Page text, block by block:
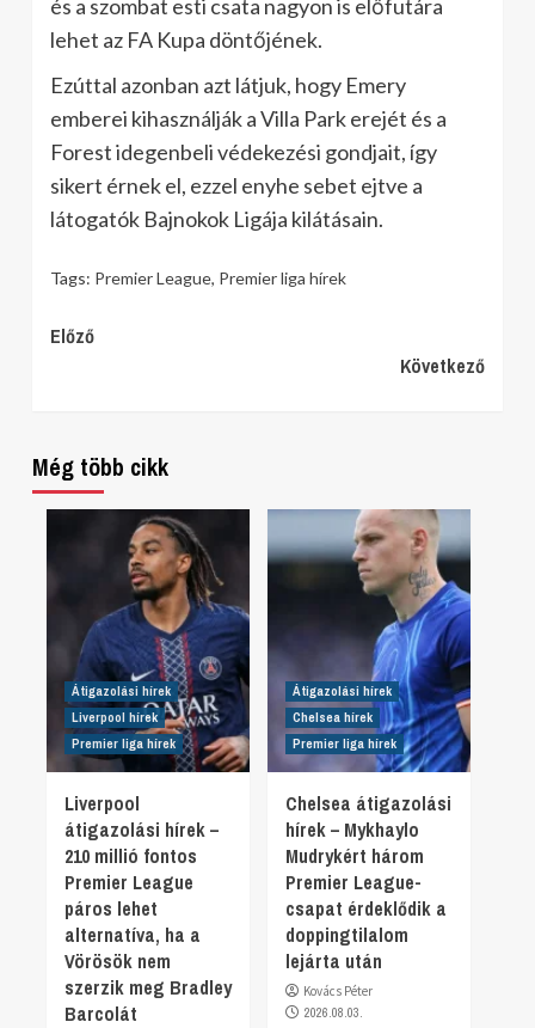
és a szombat esti csata nagyon is előfutára
lehet az FA Kupa döntőjének.
Ezúttal azonban azt látjuk, hogy Emery
emberei kihasználják a Villa Park erejét és a
Forest idegenbeli védekezési gondjait, így
sikert érnek el, ezzel enyhe sebet ejtve a
látogatók Bajnokok Ligája kilátásain.
Tags: Premier League, Premier liga hírek
Continue
Előző
Következő
Még több cikk
Átigazolási hírek
Liverpool hírek
Premier liga hírek
Liverpool
átigazolási hírek –
210 millió fontos
Premier League
páros lehet
alternatíva, ha a
Vörösök nem
szerzik meg Bradley
Barcolát
Átigazolási hírek
Chelsea hírek
Premier liga hírek
Chelsea átigazolási
hírek – Mykhaylo
Mudrykért három
Premier League-
csapat érdeklődik a
doppingtilalom
lejárta után
Kovács Péter
2026.08.03.